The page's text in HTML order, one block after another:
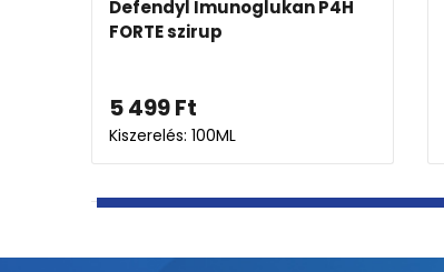
Defendyl Imunoglukan P4H
FORTE szirup
5 499Ft
Kiszerelés: 100ML